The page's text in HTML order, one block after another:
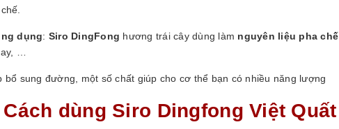
dụng: Siro DingFong hương trái cây dùng làm nguyên liệu pha chế
…
bổ sung đường, một số chất giúp cho cơ thể bạn có nhiều năng lượng
Cách dùng Siro Dingfong Việt Quất